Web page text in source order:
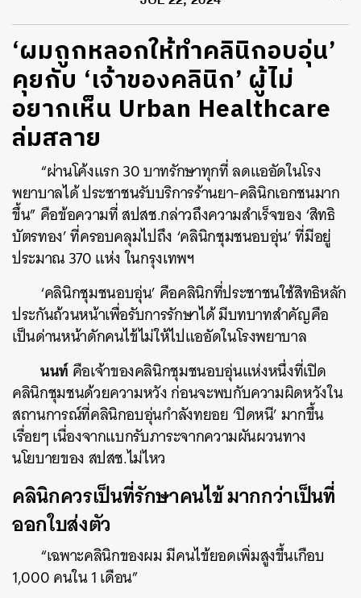
JUL 22, 2024
‘ผมถูกหลอกให้ทำคลินิกอบอุ่น’
คุยกับ ‘เจ้าของคลินิก’ ผู้ไม่
อยากเห็น Urban Healthcare
ล่มสลาย
“ผ่านโค้งแรก 30 บาทรักษาทุกที่ ลดแออัดในโรง
พยาบาลได้ ประชาชนรับบริการร้านยา-คลินิกเอกชนมาก
ขึ้น” คือข้อความที่ สปสช.กล่าวถึงความสำเร็จของ ‘สิทธิ
บัตรทอง’ ที่ครอบคลุมไปถึง ‘คลินิกชุมชนอบอุ่น’ ที่มีอยู่
ประมาณ 370 แห่ง ในกรุงเทพฯ
‘คลินิกชุมชนอบอุ่น’ คือคลินิกที่ประชาชนใช้สิทธิหลัก
ประกันถ้วนหน้าเพื่อรับการรักษาได้ มีบทบาทสำคัญคือ
เป็นด่านหน้าดักคนไข้ไม่ให้ไปแออัดในโรงพยาบาล
นนท์คือเจ้าของคลินิกชุมชนอบอุ่นแห่งหนึ่งที่เปิด
คลินิกชุมชนด้วยความหวัง ก่อนจะพบกับความผิดหวังใน
สถานการณ์ที่คลินิกอบอุ่นกำลังทยอย ‘ปิดหนี’ มากขึ้น
เรื่อยๆ เนื่องจากแบกรับภาระจากความผันผวนทาง
นโยบายของ สปสช.ไม่ไหว
คลินิกควรเป็นที่รักษาคนไข้ มากกว่าเป็นที่
ออกใบส่งตัว
“เฉพาะคลินิกของผม มีคนไข้ยอดเพิ่มสูงขึ้นเกือบ
1,000 คนใน 1 เดือน”